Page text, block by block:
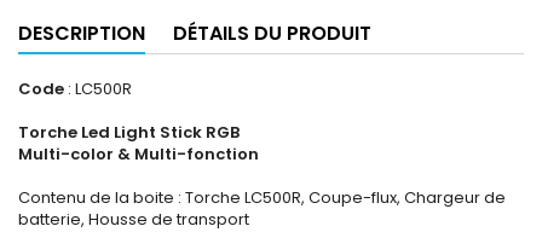
DESCRIPTION DÉTAILS DU PRODUIT
Code : LC500R
Torche Led Light Stick RGB
Multi-color & Multi-fonction
Contenu de la boite : Torche LC500R, Coupe-flux, Chargeur de
batterie, Housse de transport